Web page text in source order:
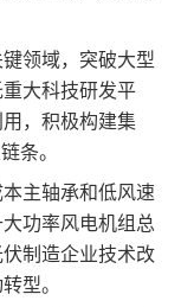
领域，突破大型
大科技研发平
，积极构建集
条。
主轴承和低风速
功率风电机组总
制造企业技术改
型。